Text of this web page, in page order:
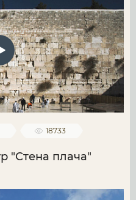
18733
"Стена плача"